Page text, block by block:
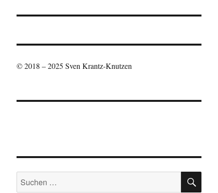
© 2018 – 2025 Sven Krantz-Knutzen
Suchen